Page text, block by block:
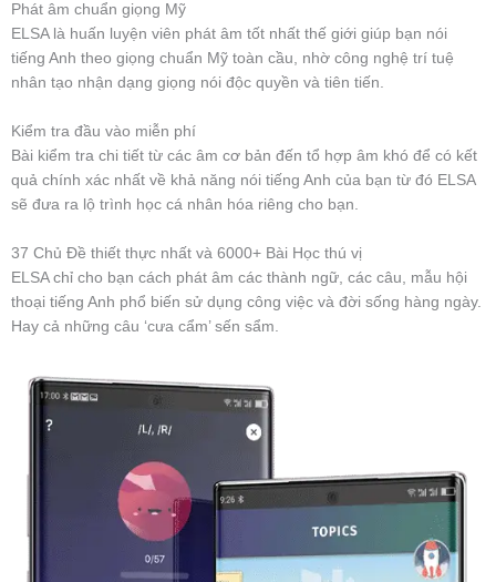
Phát âm chuẩn giọng Mỹ
ELSA là huấn luyện viên phát âm tốt nhất thế giới giúp bạn nói
tiếng Anh theo giọng chuẩn Mỹ toàn cầu, nhờ công nghệ trí tuệ
nhân tạo nhận dạng giọng nói độc quyền và tiên tiến.
Kiểm tra đầu vào miễn phí
Bài kiểm tra chi tiết từ các âm cơ bản đến tổ hợp âm khó để có kết
quả chính xác nhất về khả năng nói tiếng Anh của bạn từ đó ELSA
sẽ đưa ra lộ trình học cá nhân hóa riêng cho bạn.
37 Chủ Đề thiết thực nhất và 6000+ Bài Học thú vị
ELSA chỉ cho bạn cách phát âm các thành ngữ, các câu, mẫu hội
thoại tiếng Anh phổ biến sử dụng công việc và đời sống hàng ngày.
Hay cả những câu ‘cưa cẩm’ sến sẩm.